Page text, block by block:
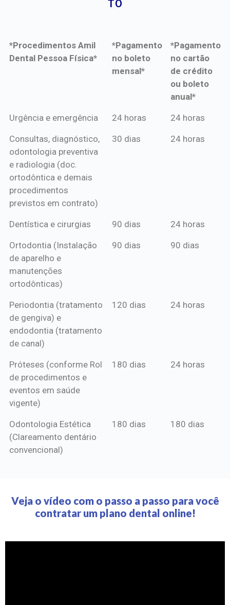
TO
*Procedimentos Amil
Dental Pessoa Física*
*Pagamento
no boleto
mensal*
*Pagamento
no cartão
de crédito
ou boleto
anual*
*Procedimentos Amil
*Pagamento
mensal*
*Pagamento
de crédito
Urgência e emergência 24 horas 24 horas
Consultas, diagnóstico,
odontologia preventiva
e radiologia (doc.
ortodôntica e demais
procedimentos
previstos em contrato)
30 dias 24 horas
Dentística e cirurgias 90 dias 24 horas
Ortodontia (Instalação
de aparelho e
manutenções
ortodônticas)
90 dias 90 dias
Periodontia (tratamento
de gengiva) e
endodontia (tratamento
de canal)
120 dias 24 horas
Próteses (conforme Rol
de procedimentos e
eventos em saúde
vigente)
180 dias 24 horas
Odontologia Estética
(Clareamento dentário
convencional)
180 dias 180 dias
Veja o vídeo com o passo a passo para você
contratar um plano dental online!